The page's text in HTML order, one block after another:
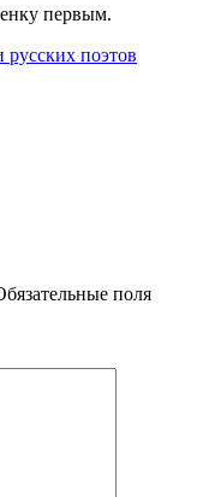
первым.
русских поэтов
поля